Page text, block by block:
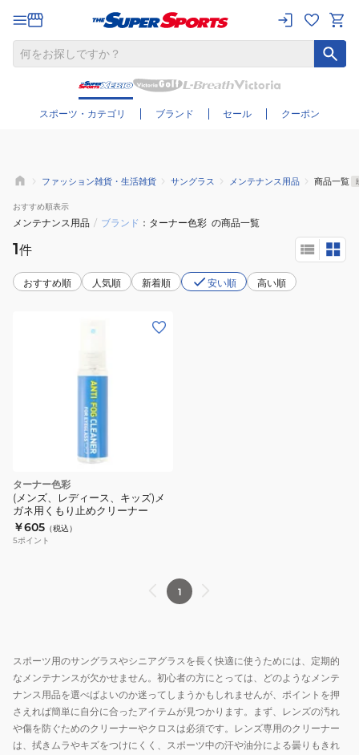
スポーツ・カテゴリ ブランド セール クーポン
さらに絞り込む
ファッション雑貨・生活雑貨 サングラス メンテナンス用品 商品一覧
おすすめ順表示
メンテナンス用品 / ブランド ターナー色彩 の商品一覧
1件
おすすめ順 人気順 新着順 安い順 高い順
ターナー色彩
(メンズ、レディース、キッズ)メ
ガネ用くもり止めクリーナー
￥605 （税込）
5ポイント
1
スポーツ用のサングラスやシニアグラスを長く快適に使うためには、定期的
なメンテナンスが欠かせません。初心者の方にとっては、どのようなメンテ
ナンス用品を選べばよいのか迷ってしまうかもしれませんが、ポイントを押
さえれば簡単に自分に合ったアイテムが見つかります。まず、レンズの汚れ
や傷を防ぐためのクリーナーやクロスは必須です。レンズ専用のクリーナー
は、拭きムラやキズをつけにくく、スポーツ中の汗や油分による曇りもきれ